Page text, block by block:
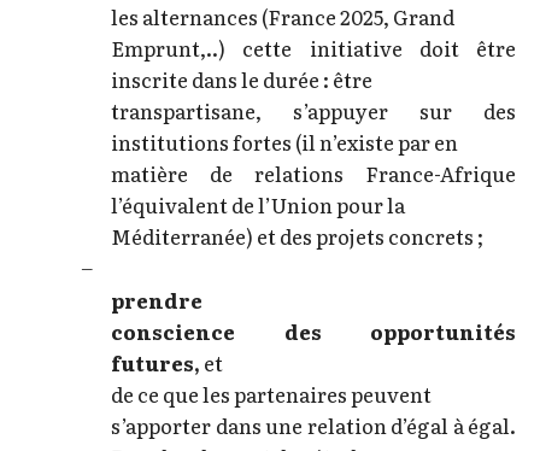
les alternances (France 2025, Grand
Emprunt,..) cette initiative doit être
inscrite dans le durée : être
transpartisane, s’appuyer sur des
institutions fortes (il n’existe par en
matière de relations France-Afrique
l’équivalent de l’Union pour la
Méditerranée) et des projets concrets ;
–
prendre
conscience des opportunités
futures, et
de ce que les partenaires peuvent
s’apporter dans une relation d’égal à égal.